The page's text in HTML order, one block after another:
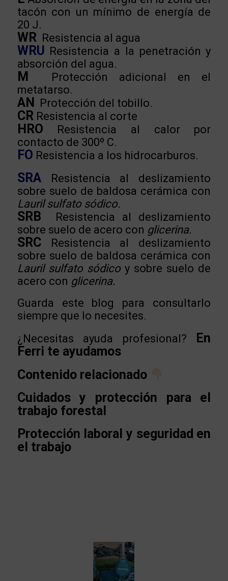
tacón con un mínimo de energía de
20 J.
WR Resistencia al agua
WRU Resistencia a la penetración y
absorción del agua.
M
Protección adicional en el
metatarso.
AN Protección del tobillo.
CR Resistencia al corte
HRO Resistencia al calor por
contacto de 300º C.
FO Resistencia a los hidrocarburos.
SRAResistencia al deslizamiento
sobre suelo de baldosa cerámica con
Lauril sulfato sódico.
SRB Resistencia al deslizamiento
sobre suelo de acero con glicerina.
SRCResistencia al deslizamiento
sobre suelo de baldosa cerámica con
Lauril sulfato sódicoy sobre suelo de
acero con glicerina.
Guarda este blog para consultarlo
siempre que lo necesites.
¿Necesitas ayuda profesional?
En
Ferri te ayudamos
Contenido relacionado
Cuidados y protección para el
trabajo forestal
Protección laboral y seguridad en
el trabajo